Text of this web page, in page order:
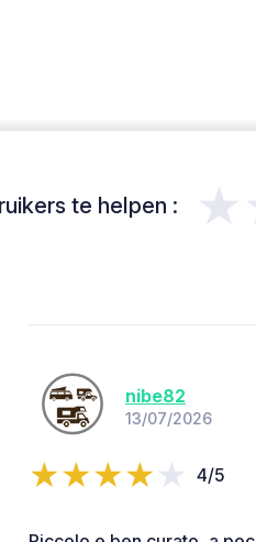
te helpen :
nibe82
13/07/2026
4/5